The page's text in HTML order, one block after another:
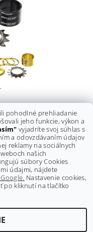
DETAIL
pohodlné prehliadanie
jeho funkcie, výkon a
vyjadríte svoj súhlas s
a odovzdávaním údajov
reklamy na sociálnych
našich
súbory Cookies
údajmi, nájdete
Nastavenie cookies,
po kliknutí na tlačítko